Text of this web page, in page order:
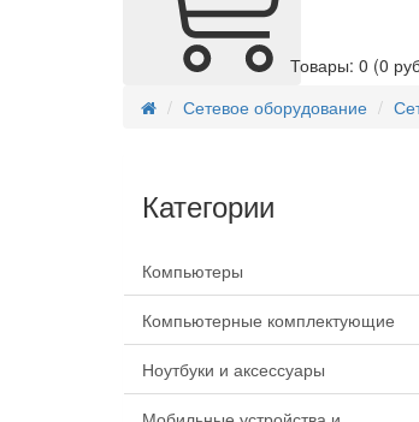
Товары: 0 (0
Сетевое оборудование
Категории
Компьютеры
Компьютерные комплектующие
Ноутбуки и аксессуары